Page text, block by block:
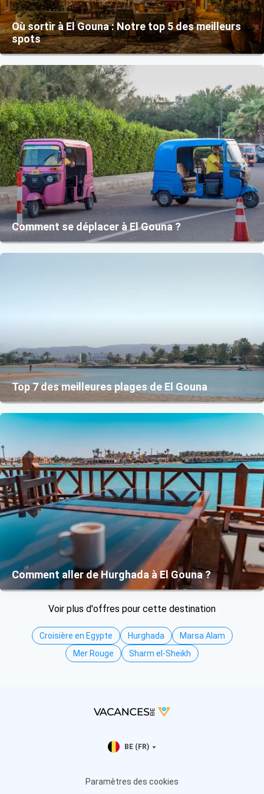
Où sortir à El Gouna : Notre top 5 des meilleurs
spots
Comment se déplacer à El Gouna ?
Top 7 des meilleures plages de El Gouna
Comment aller de Hurghada à El Gouna ?
Voir plus d'offres pour cette destination
Croisière en Egypte Hurghada
Marsa Alam
Mer Rouge
Sharm el-Sheikh
BE (FR)
Paramètres des cookies